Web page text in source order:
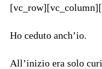
Ho ceduto anch’io.
All’inizio era solo